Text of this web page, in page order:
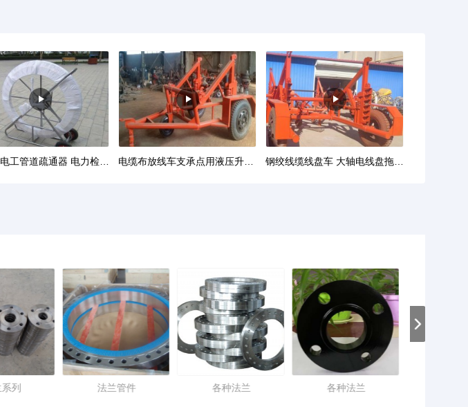
多用途电工管道疏通器 电力检修圆盘式穿线器 电缆布放线车支承点用液压升降 电缆放线车钢材加固 钢绞线缆线盘车 大轴电线盘拖车 多功能放线车
列 法兰管件 各种法兰 各种法兰